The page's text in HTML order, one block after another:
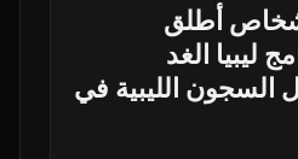
أطلق
ليبيا الغد
السجون الليبية في